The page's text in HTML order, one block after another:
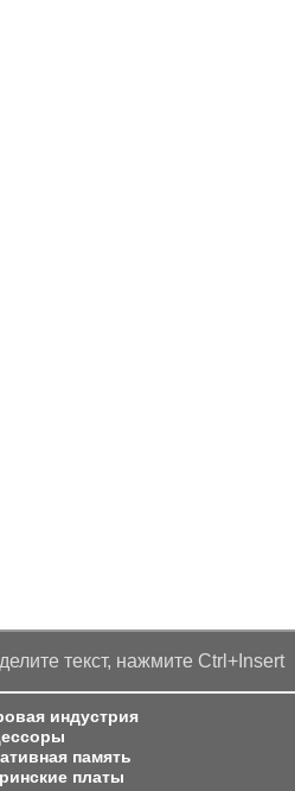
текст, нажмите Ctrl+Insert
индустрия
память
платы